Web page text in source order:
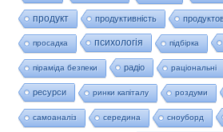
продукт продуктивність
просадка психологія підбірка
піраміда безпеки радіо раціональні
ресурси ринки капіталу роздуми
самоаналіз середина сноуборд